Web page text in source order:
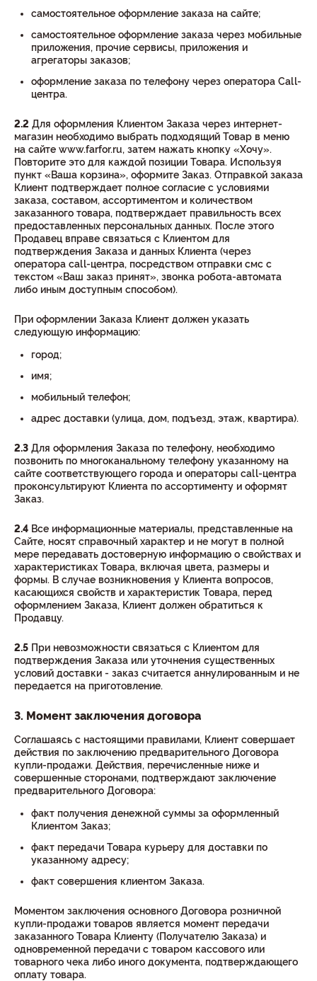
самостоятельное оформление заказа на сайте;
самостоятельное оформление заказа через мобильные
приложения, прочие сервисы, приложения и
агрегаторы заказов;
оформление заказа по телефону через оператора Call-
центра.
2.2 Для оформления Клиентом Заказа через интернет-
магазин необходимо выбрать подходящий Товар в меню
на сайте www.farfor.ru, затем нажать кнопку «Хочу».
Повторите это для каждой позиции Товара. Используя
пункт «Ваша корзина», оформите Заказ. Отправкой заказа
Клиент подтверждает полное согласие с условиями
заказа, составом, ассортиментом и количеством
заказанного товара, подтверждает правильность всех
предоставленных персональных данных. После этого
Продавец вправе связаться с Клиентом для
подтверждения Заказа и данных Клиента (через
оператора call-центра, посредством отправки смс с
текстом «Ваш заказ принят», звонка робота-автомата
либо иным доступным способом).
При оформлении Заказа Клиент должен указать
следующую информацию:
город;
имя;
мобильный телефон;
адрес доставки (улица, дом, подъезд, этаж, квартира).
2.3 Для оформления Заказа по телефону, необходимо
позвонить по многоканальному телефону указанному на
сайте соответствующего города и операторы call-центра
проконсультируют Клиента по ассортименту и оформят
Заказ.
2.4 Все информационные материалы, представленные на
Сайте, носят справочный характер и не могут в полной
мере передавать достоверную информацию о свойствах и
характеристиках Товара, включая цвета, размеры и
формы. В случае возникновения у Клиента вопросов,
касающихся свойств и характеристик Товара, перед
оформлением Заказа, Клиент должен обратиться к
Продавцу.
2.5 При невозможности связаться с Клиентом для
подтверждения Заказа или уточнения существенных
условий доставки - заказ считается аннулированным и не
передается на приготовление.
3. Момент заключения договора
Соглашаясь с настоящими правилами, Клиент совершает
действия по заключению предварительного Договора
купли-продажи. Действия, перечисленные ниже и
совершенные сторонами, подтверждают заключение
предварительного Договора:
факт получения денежной суммы за оформленный
Клиентом Заказ;
факт передачи Товара курьеру для доставки по
указанному адресу;
факт совершения клиентом Заказа.
Моментом заключения основного Договора розничной
купли-продажи товаров является момент передачи
заказанного Товара Клиенту (Получателю Заказа) и
одновременной передачи с товаром кассового или
товарного чека либо иного документа, подтверждающего
оплату товара.